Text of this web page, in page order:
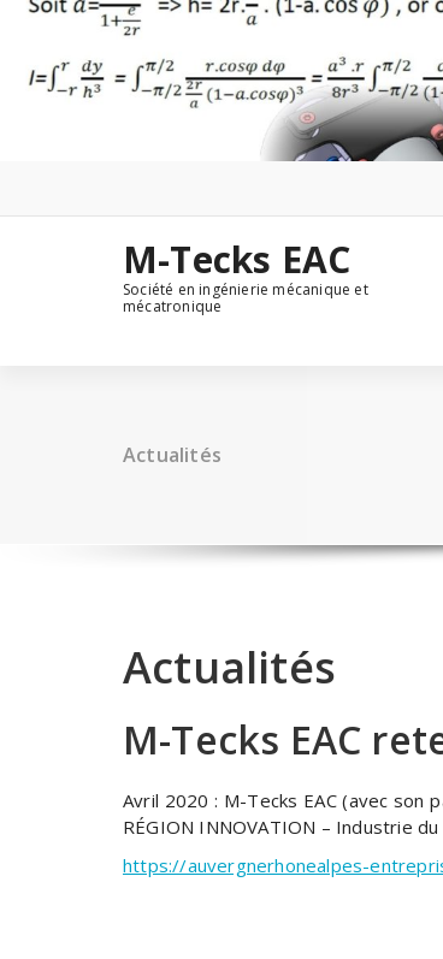
Aller
contenu
M-Tecks EAC
Société en ingénierie mécanique et
mécatronique
Actualités
Actualités
M-Tecks EAC
Avril 2020 : M-Tecks EAC (avec son
RÉGION INNOVATION – Industrie
https://auvergnerhonealpes-